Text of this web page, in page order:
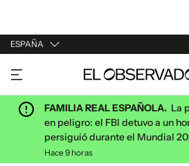
ESPAÑA
URUGUAY
ARGENTINA
ESPAÑA
ESTADOS UNIDOS
FAMILIA REAL ESPAÑOLA. La
en peligro: el FBI detuvo a un
persiguió durante el Mundial
Hace 9 horas